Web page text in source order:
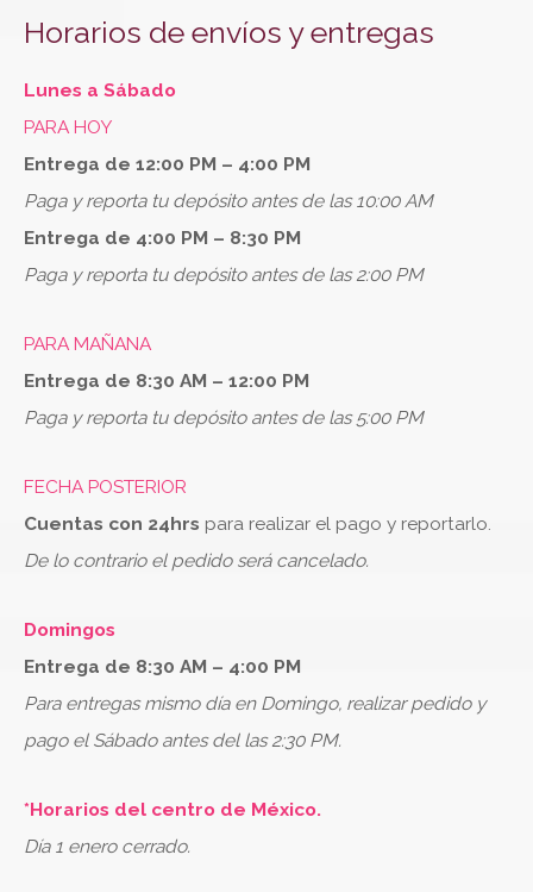
Horarios de envíos y entregas
Lunes a Sábado
PARA HOY
Entrega de 12:00 PM – 4:00 PM
Paga y reporta tu depósito antes de las 10:00 AM
Entrega de 4:00 PM – 8:30 PM
Paga y reporta tu depósito antes de las 2:00 PM
PARA MAÑANA
Entrega de 8:30 AM – 12:00 PM
Paga y reporta tu depósito antes de las 5:00 PM
FECHA POSTERIOR
Cuentas con 24hrs para realizar el pago y reportarlo.
De lo contrario el pedido será cancelado.
Domingos
Entrega de 8:30 AM – 4:00 PM
Para entregas mismo día en Domingo, realizar pedido y
pago el Sábado antes del las 2:30 PM.
*Horarios del centro de México.
Día 1 enero cerrado.